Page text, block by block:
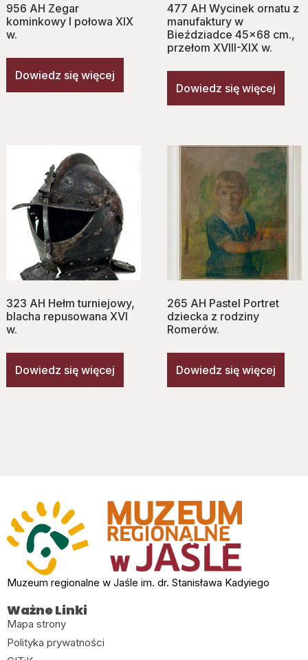
956 AH Zegar
kominkowy I połowa XIX
w.
Dowiedz się więcej
477 AH Wycinek ornatu z
manufaktury w
Bieździadce 45×68 cm.,
przełom XVIII-XIX w.
Dowiedz się więcej
323 AH Hełm turniejowy,
blacha repusowana XVI
w.
Dowiedz się więcej
265 AH Pastel Portret
dziecka z rodziny
Romerów.
Dowiedz się więcej
Muzeum regionalne w Jaśle im. dr. Stanisława Kadyiego
Ważne Linki
Mapa strony
Polityka prywatności